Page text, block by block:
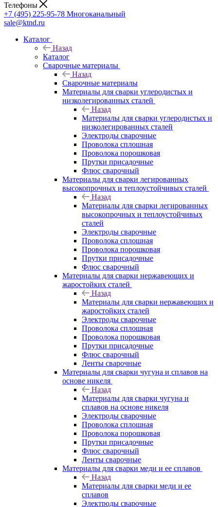
Телефоны
+7 (495) 225-95-78 Многоканальный
sale@ktnd.ru
Каталог
Назад
Каталог
Сварочные материалы
Назад
Сварочные материалы
Материалы для сварки углеродистых и
низколегированных сталей
Назад
Материалы для сварки углеродистых и
низколегированных сталей
Электроды сварочные
Проволока сплошная
Проволока порошковая
Прутки присадочные
Флюс сварочный
Материалы для сварки легированных
высокопрочных и теплоустойчивых сталей
Назад
Материалы для сварки легированных
высокопрочных и теплоустойчивых
сталей
Электроды сварочные
Проволока сплошная
Проволока порошковая
Прутки присадочные
Флюс сварочный
Материалы для сварки нержавеющих и
жаростойких сталей
Назад
Материалы для сварки нержавеющих и
жаростойких сталей
Электроды сварочные
Проволока сплошная
Проволока порошковая
Прутки присадочные
Флюс сварочный
Ленты сварочные
Материалы для сварки чугуна и сплавов на
основе никеля
Назад
Материалы для сварки чугуна и
сплавов на основе никеля
Электроды сварочные
Проволока сплошная
Проволока порошковая
Прутки присадочные
Флюс сварочный
Ленты сварочные
Материалы для сварки меди и ее сплавов
Назад
Материалы для сварки меди и ее
сплавов
Электроды сварочные